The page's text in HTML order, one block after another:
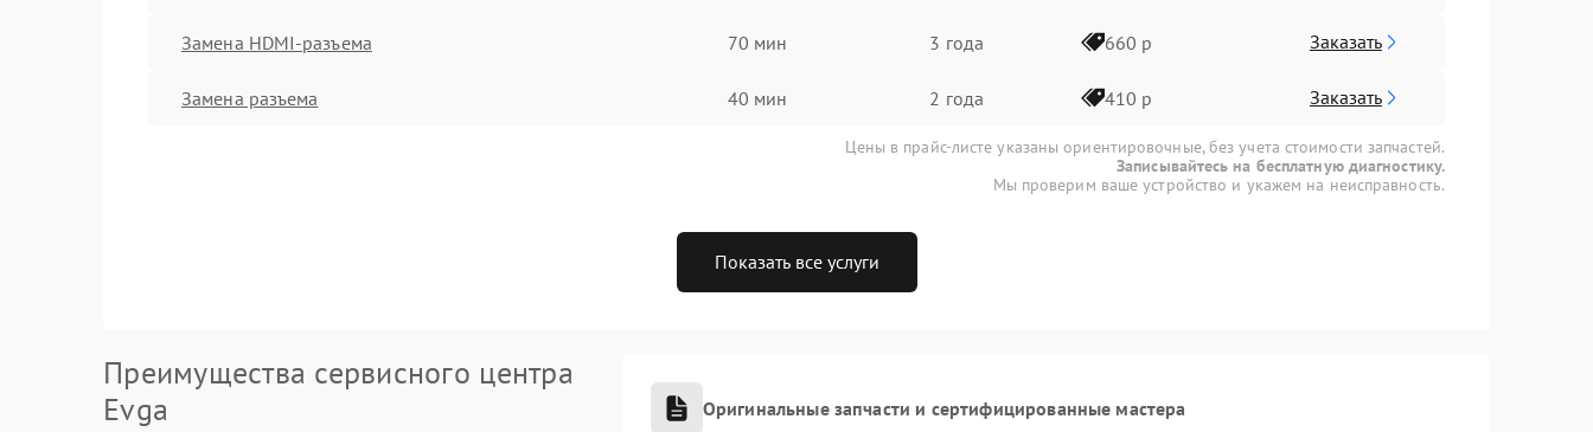
Замена HDMI-разъема 70 мин 3 года 660 р Заказать
Замена разъема 40 мин 2 года 410 р Заказать
Цены в прайс-листе указаны ориентировочные, без учета стоимости запчастей.
Записывайтесь на бесплатную диагностику.
Мы проверим ваше устройство и укажем на неисправность.
Показать все услуги
Преимущества сервисного центра
Evga
Оригинальные запчасти и сертифицированные мастера